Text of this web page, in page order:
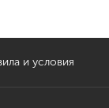
и условия